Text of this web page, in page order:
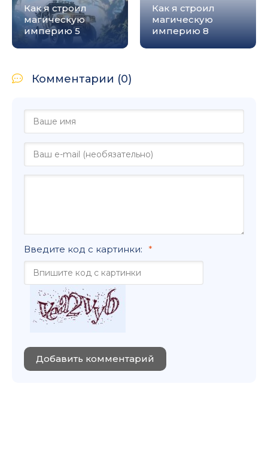
Как я строил
магическую
империю 5
Как я строил
магическую
империю 8
Комментарии (0)
Введите код с картинки:
Добавить комментарий